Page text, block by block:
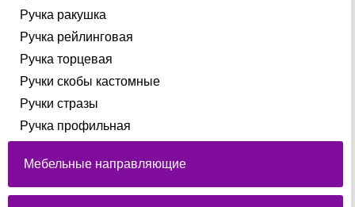
Ручка ракушка
Ручка рейлинговая
Ручка торцевая
Ручки скобы кастомные
Ручки стразы
Ручка профильная
Мебельные направляющие